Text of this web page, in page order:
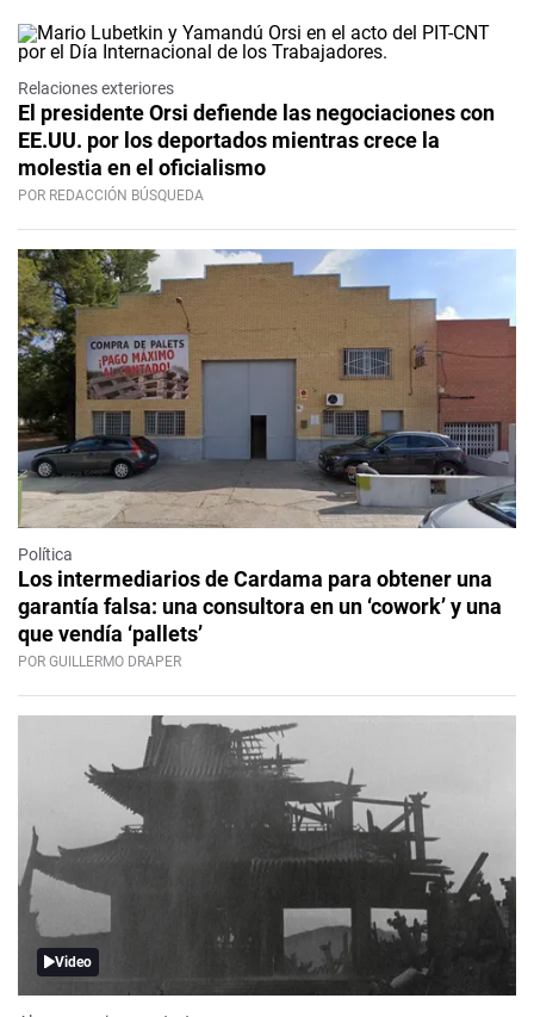
Relaciones exteriores
El presidente Orsi defiende las negociaciones con
EE.UU. por los deportados mientras crece la
molestia en el oficialismo
POR REDACCIÓN BÚSQUEDA
Política
Los intermediarios de Cardama para obtener una
garantía falsa: una consultora en un ‘cowork’ y una
que vendía ‘pallets’
POR GUILLERMO DRAPER
Video